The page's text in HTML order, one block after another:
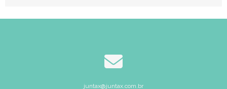
Como Comprar Junta Espiralada de Forma Segura e
junta de borracha neoprene
juntax@juntax.com.br